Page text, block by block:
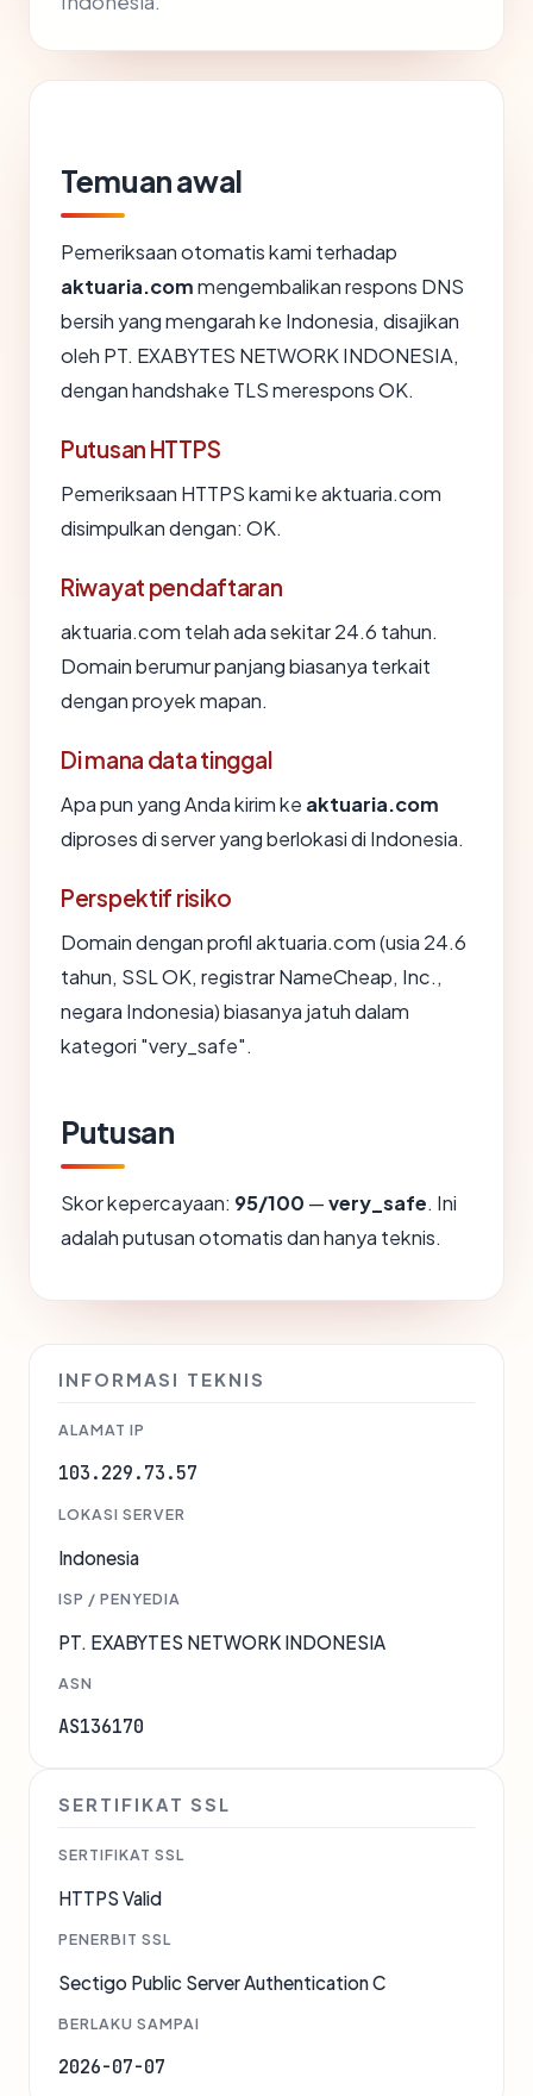
Temuan awal
Pemeriksaan otomatis kami terhadap
aktuaria.commengembalikan respons DNS
bersih yang mengarah ke Indonesia, disajikan
oleh PT. EXABYTES NETWORK INDONESIA,
dengan handshake TLS merespons OK.
Putusan HTTPS
Pemeriksaan HTTPS kami ke aktuaria.com
disimpulkan dengan: OK.
Riwayat pendaftaran
aktuaria.com telah ada sekitar 24.6 tahun.
Domain berumur panjang biasanya terkait
dengan proyek mapan.
Di mana data tinggal
Apa pun yang Anda kirim ke aktuaria.com
diproses di server yang berlokasi di Indonesia.
Perspektif risiko
Domain dengan profil aktuaria.com (usia 24.6
tahun, SSL OK, registrar NameCheap, Inc.,
negara Indonesia) biasanya jatuh dalam
kategori "very_safe".
Putusan
Skor kepercayaan: 95/100 —very_safe. Ini
adalah putusan otomatis dan hanya teknis.
INFORMASI TEKNIS
ALAMAT IP
103.229.73.57
LOKASI SERVER
Indonesia
ISP / PENYEDIA
PT. EXABYTES NETWORK INDONESIA
ASN
AS136170
SERTIFIKAT SSL
SERTIFIKAT SSL
HTTPS Valid
PENERBIT SSL
Sectigo Public Server Authentication C
BERLAKU SAMPAI
2026-07-07